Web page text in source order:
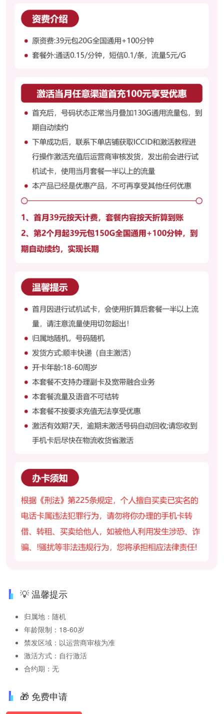
💡 温馨提示
归属地：随机
年龄限制：18-60岁
禁发区域：以运营商审核为准
激活方式：自行激活
合约期：无
🎁 免费申请